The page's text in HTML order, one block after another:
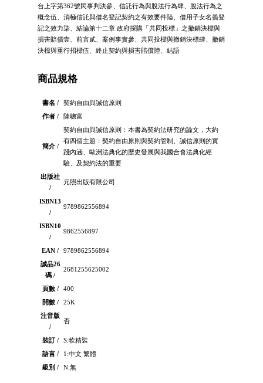
台上字第362號民事判決參、信託行為與脫法行為肆、脫法行為之
概念伍、消極信託與借名登記契約之有效要件陸、借用子女名義登
記之效力柒、結論第十二章 政府採購「共同投標」之撤銷決標與
損害賠償壹、前言貳、案例事實參、共同投標與撤銷決標肆、撤銷
決標與重行招標伍、終止契約與損害賠償陸、結語
商品規格
書名 /
契約自由與誠信原則
作者 /
陳聰富
簡介 /
契約自由與誠信原則：本書為契約法研究的論文，大約
有四個主題：契約自由原則與契約管制、誠信原則的實
踐內涵、歐洲法典化的歷史發展與我國合會法典化經
驗、及契約法的重要
出版社
/
元照出版有限公司
ISBN13
/
9789862556894
ISBN10
/
9862556897
EAN /
9789862556894
誠品26
碼 /
2681255625002
頁數 /
400
開數 /
25K
注音版
/
否
裝訂 /
S:軟精裝
語言 /
1:中文 繁體
級別 /
N:無